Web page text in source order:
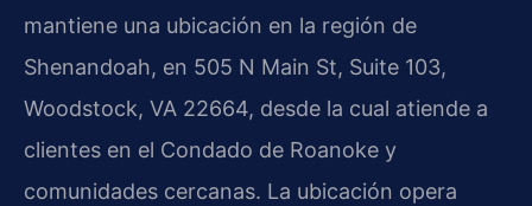
mantiene una ubicación en la región de
Shenandoah, en 505 N Main St, Suite 103,
Woodstock, VA 22664, desde la cual atiende a
clientes en el Condado de Roanoke y
comunidades cercanas. La ubicación opera